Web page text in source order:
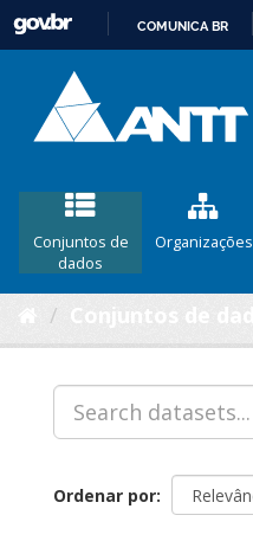
COMUNICA BR
Conjuntos de
dados
Organizações
Ordenar por